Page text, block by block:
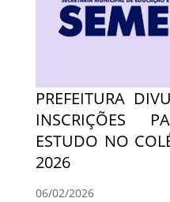
PREFEITURA
INSCRIÇÕES
ESTUDO NO
2026
06/02/2026